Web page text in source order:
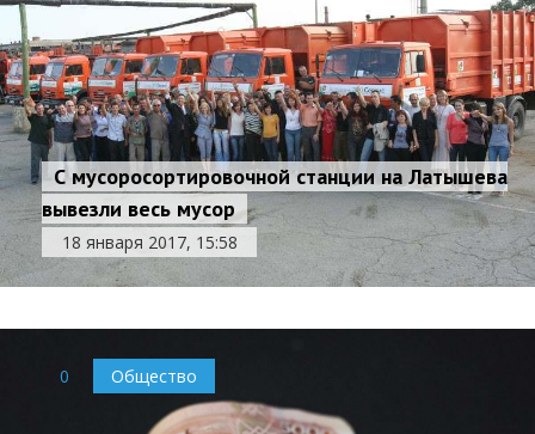
С мусоросортировочной станции на Латышева
вывезли весь мусор
18 января 2017, 15:58
0 Общество